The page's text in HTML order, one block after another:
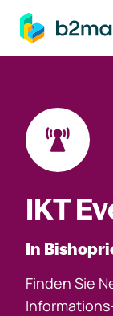
IKT
In
Finden Sie